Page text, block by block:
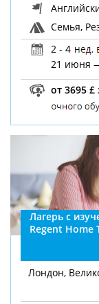
Семья,
2 - 4
21 июня
от 3695 £
Лагерь с
Regent Home
Лондон,